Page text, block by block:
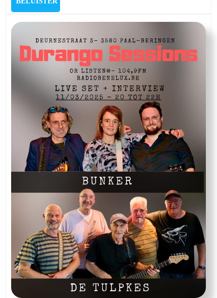
Polly
and
The
Jester
&
Quit
Buggin’